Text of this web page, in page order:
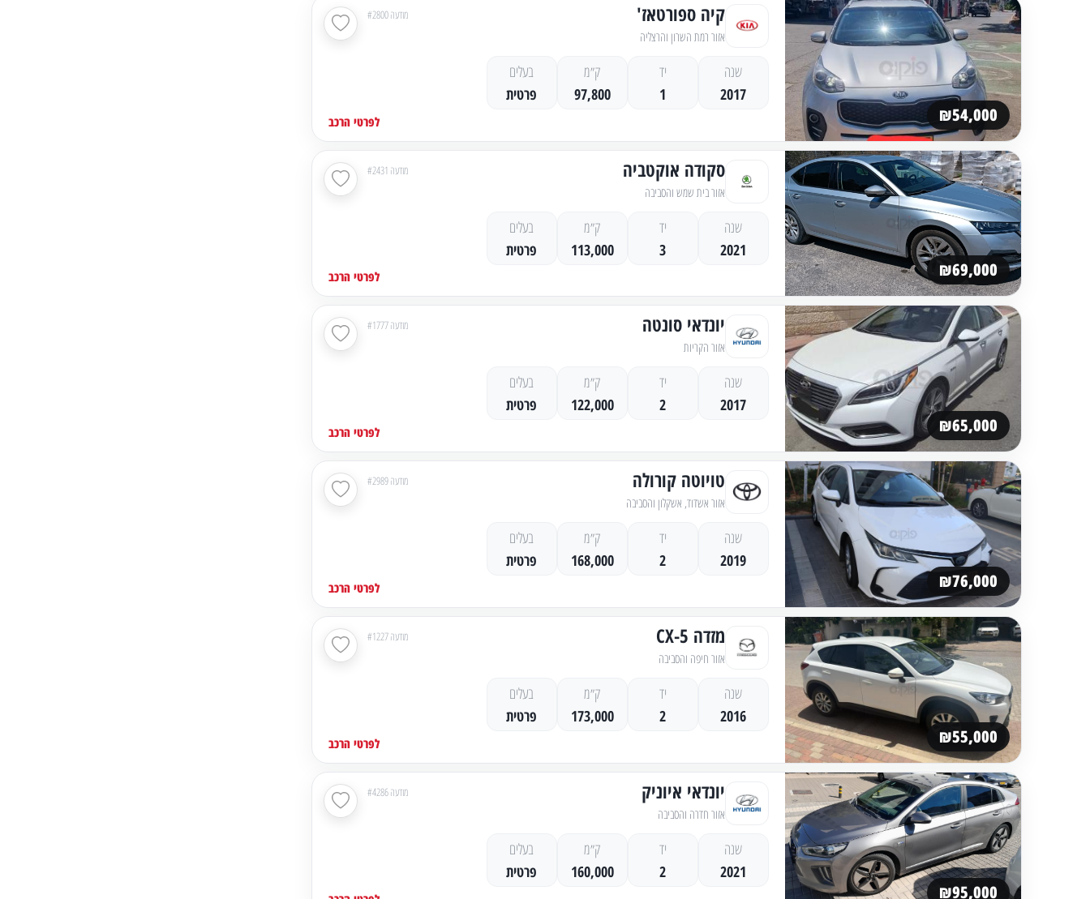
₪54,000
קיה ספורטאז'
אזור רמת השרון והרצליה
מודעה #2800
שנה
2017
יד
1
ק״מ
97,800
בעלים
פרטית
לפרטי הרכב
₪69,000
סקודה אוקטביה
אזור בית שמש והסביבה
מודעה #2431
שנה
2021
יד
3
ק״מ
113,000
בעלים
פרטית
לפרטי הרכב
₪65,000
יונדאי סונטה
אזור הקריות
מודעה #1777
שנה
2017
יד
2
ק״מ
122,000
בעלים
פרטית
לפרטי הרכב
₪76,000
טויוטה קורולה
אזור אשדוד, אשקלון והסביבה
מודעה #2989
שנה
2019
יד
2
ק״מ
168,000
בעלים
פרטית
לפרטי הרכב
₪55,000
מזדה CX-5
אזור חיפה והסביבה
מודעה #1227
שנה
2016
יד
2
ק״מ
173,000
בעלים
פרטית
לפרטי הרכב
₪95,000
יונדאי איוניק
אזור חדרה והסביבה
מודעה #4286
שנה
2021
יד
2
ק״מ
160,000
בעלים
פרטית